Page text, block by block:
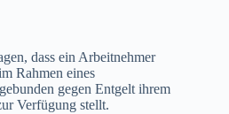
dass ein Arbeitnehmer
Rahmen eines
gegen Entgelt ihrem
Verfügung stellt.